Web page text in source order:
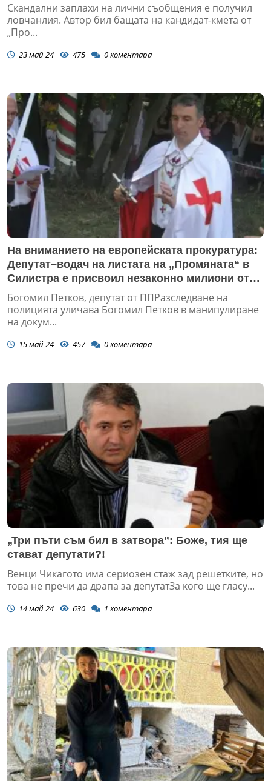
Скандални заплахи на лични съобщения е получил
ловчанлия. Автор бил бащата на кандидат-кмета от
„Про...
23 май 24 475 0коментара
На вниманието на европейската прокуратура:
Депутат–водач на листата на „Промяната“ в
Силистра е присвоил незаконно милиони от
еврофондове
Богомил Петков, депутат от ППРазследване на
полицията уличава Богомил Петков в манипулиране
на докум...
15 май 24 457 0коментара
„Три пъти съм бил в затвора”: Боже, тия ще
стават депутати?!
Венци Чикагото има сериозен стаж зад решетките, но
това не пречи да драпа за депутатЗа кого ще гласу...
14 май 24 630 1 коментара